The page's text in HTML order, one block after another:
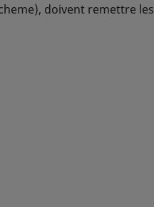
doivent remettre les